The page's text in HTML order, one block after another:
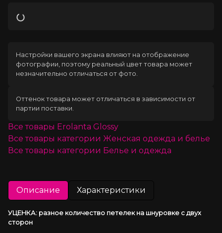
Загрузка
Настройки вашего экрана влияют на отображение
фотографии, поэтому реальный цвет товара может
незначительно отличаться от фото.
Оттенок товара может отличаться в зависимости от
партии поставки.
Все товары Erolanta Glossy
Все товары категории Женская одежда и белье
Все товары категории Белье и одежда
Описание Характеристики
УЦЕНКА: разное количество петелек на шнуровке с двух
сторон